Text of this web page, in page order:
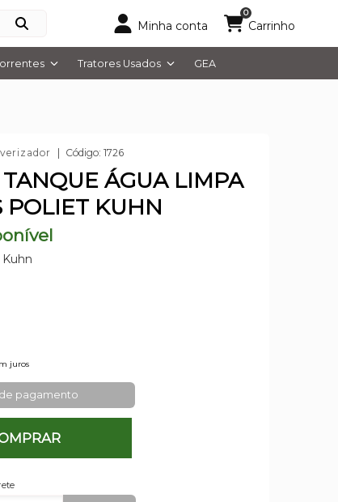
Minha conta
0
Carrinho
Tratores Usados GEA
Código: 1726
ÁGUA LIMPA
POLIET KUHN
Kuhn
juros
pagamento